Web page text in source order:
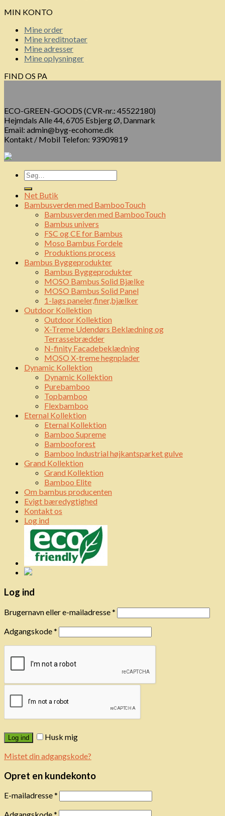
MIN KONTO
Mine order
Mine kreditnotaer
Mine adresser
Mine oplysninger
FIND OS PA
ECO-GREEN-GOODS (CVR-nr.: 45522180)
Hejmdals Alle 44, 6705 Esbjerg Ø, Danmark
Email: admin@byg-ecohome.dk
Kontakt / Mobil Telefon: 93909819
Net Butik
Bambusverden med BambooTouch
Bambusverden med BambooTouch
Bambus univers
FSC og CE for Bambus
Moso Bambus Fordele
Produktions process
Bambus Byggeprodukter
Bambus Byggeprodukter
MOSO Bambus Solid Bjælke
MOSO Bambus Solid Panel
1-lags paneler,finer,bjælker
Outdoor Kollektion
Outdoor Kollektion
X-Treme Udendørs Beklædning og
Terrassebrædder
N-finity Facadebeklædning
MOSO X-treme hegnplader
Dynamic Kollektion
Dynamic Kollektion
Purebamboo
Topbamboo
Flexbamboo
Eternal Kollektion
Eternal Kollektion
Bamboo Supreme
Bambooforest
Bamboo Industrial højkantsparket gulve
Grand Kollektion
Grand Kollektion
Bamboo Elite
Om bambus producenten
Evigt bæredygtighed
Kontakt os
Log ind
Log ind
Brugernavn eller e-mailadresse*
Adgangskode*
Log ind
Husk mig
Mistet din adgangskode?
Opret en kundekonto
E-mailadresse*